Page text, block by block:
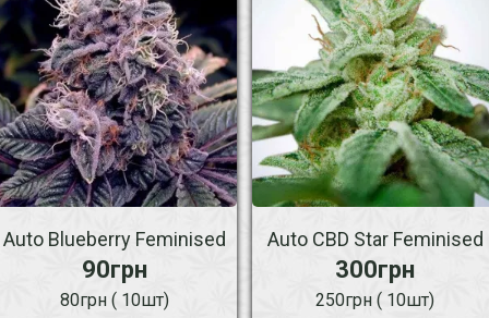
Auto Blueberry Feminised
90грн
80грн ( 10шт)
Auto CBD Star Feminised
300грн
250грн ( 10шт)